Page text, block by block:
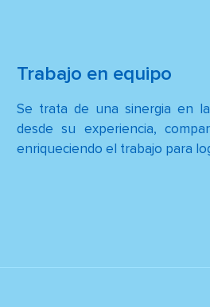
Trabajo en equipo
Se trata de una sinergia en
desde su experiencia,
enriqueciendo el trabajo para